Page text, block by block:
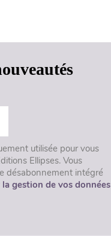
utilisée pour vous
Ellipses. Vous
désabonnement intégré
gestion de vos données